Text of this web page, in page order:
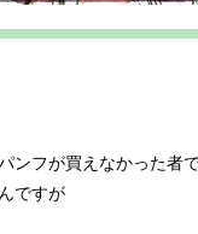
ンフが買えなかった者で
ですが